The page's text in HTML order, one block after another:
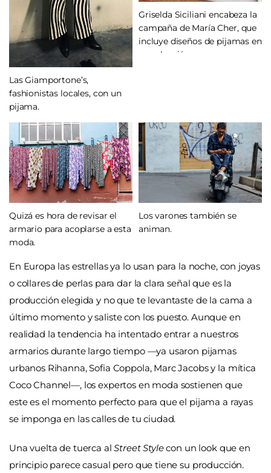
Las Giamportone’s,
fashionistas locales, con un
pijama.
Griselda Siciliani encabeza la
campaña de María Cher, que
incluye diseños de pijamas en
su colección.
Quizá es hora de revisar el
armario para acoplarse a esta
moda.
Los varones también se
animan.
En Europa las estrellas ya lo usan para la noche, con joyas
o collares de perlas para dar la clara señal que es la
producción elegida y no que te levantaste de la cama a
último momento y saliste con los puesto. Aunque en
realidad la tendencia ha intentado entrar a nuestros
armarios durante largo tiempo —ya usaron pijamas
urbanos Rihanna, Sofia Coppola, Marc Jacobs y la mítica
Coco Channel—, los expertos en moda sostienen que
este es el momento perfecto para que el pijama a rayas
se imponga en las calles de tu ciudad.
Una vuelta de tuerca alStreet Stylecon un look que en
principio parece casual pero que tiene su producción.